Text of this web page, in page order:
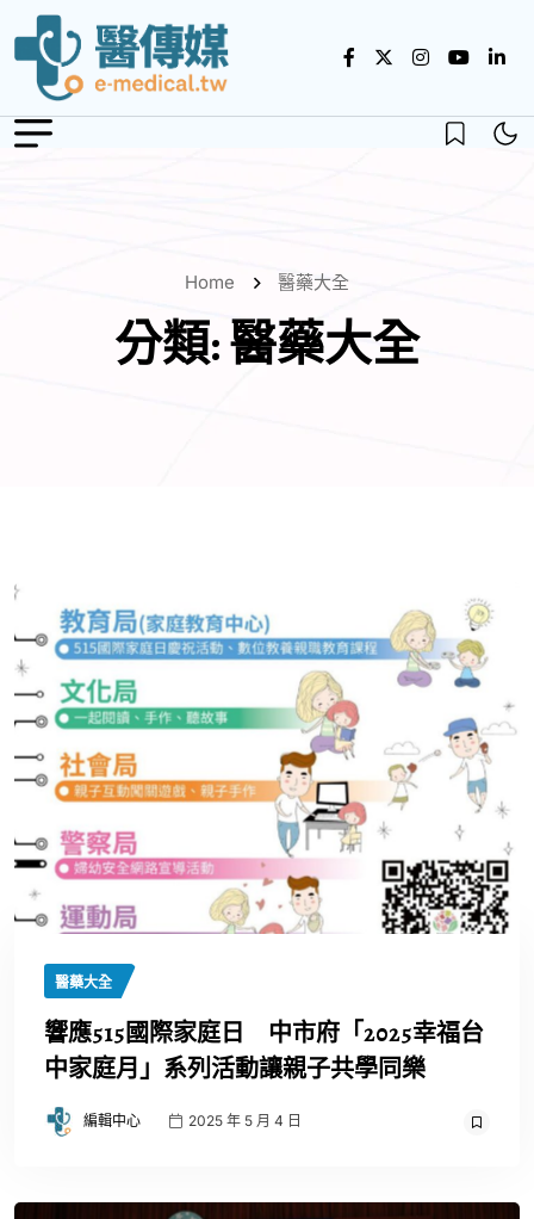
Home 醫藥大全
分類:醫藥大全
醫藥大全
響應515國際家庭日 中市府「2025幸福台
中家庭月」系列活動讓親子共學同樂
編輯中心 2025 年 5 月 4 日